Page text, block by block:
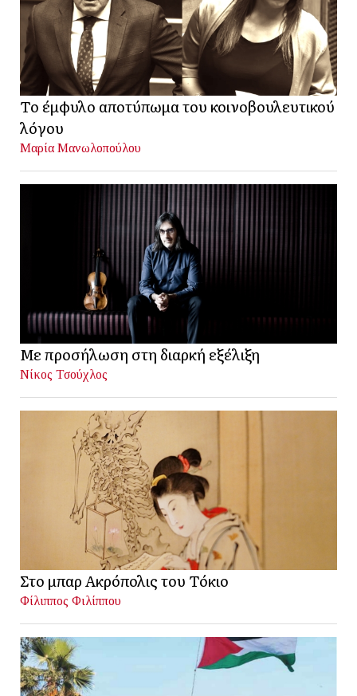
Το έμφυλο αποτύπωμα του κοινοβουλευτικού
λόγου
Μαρία Μανωλοπούλου
Με προσήλωση στη διαρκή εξέλιξη
Νίκος Τσούχλος
Στο μπαρ Ακρόπολις του Τόκιο
Φίλιππος Φιλίππου